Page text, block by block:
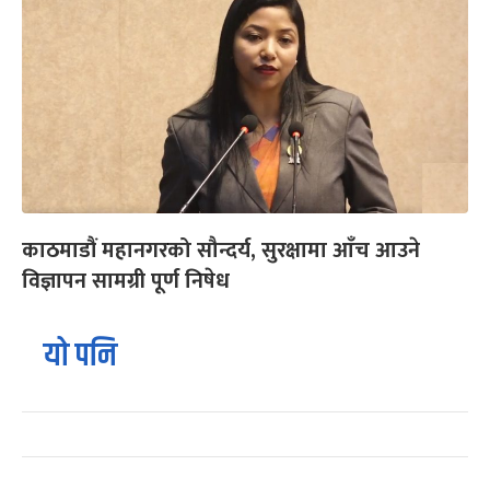
काठमाडौं महानगरको सौन्दर्य, सुरक्षामा आँच आउने
विज्ञापन सामग्री पूर्ण निषेध
यो पनि